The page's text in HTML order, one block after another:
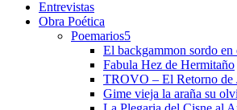
Entrevistas
Obra Poética
Poemarios
El backgammon sordo
Fabula Hez de Hermitaño
TROVO – El Retorno
Gime vieja la araña su